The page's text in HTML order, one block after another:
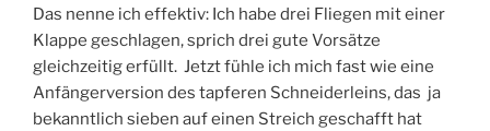
Das nenne ich effektiv: Ich habe drei Fliegen mit einer
Klappe geschlagen, sprich drei gute Vorsätze
gleichzeitig erfüllt. Jetzt fühle ich mich fast wie eine
Anfängerversion des tapferen Schneiderleins, das ja
bekanntlich sieben auf einen Streich geschafft hat